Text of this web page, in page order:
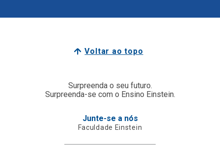
Voltar ao topo
Surpreenda o seu futuro.
Surpreenda-se com o Ensino Einstein.
Junte-se a nós
Faculdade Einstein